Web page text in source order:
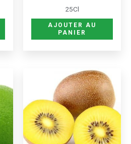
25Cl
AJOUTER AU
PANIER
produit
plusieurs
variations.
Les
a
Les